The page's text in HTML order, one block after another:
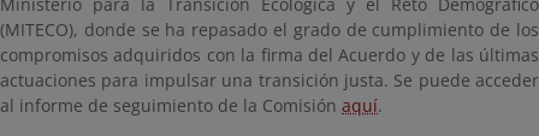
(MITECO), donde se ha repasado el grado de cumplimiento de los
compromisos adquiridos con la firma del Acuerdo y de las últimas
actuaciones para impulsar una transición justa. Se puede acceder
al informe de seguimiento de la Comisión aquí.